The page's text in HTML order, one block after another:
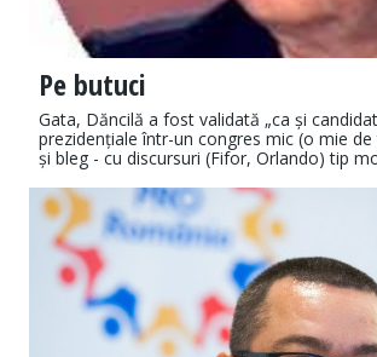
Pe butuci
Gata, Dăncilă a fost validată „ca și
prezidențiale într-un congres mic (o mie
și bleg - cu discursuri (Fifor, Orlando) tip